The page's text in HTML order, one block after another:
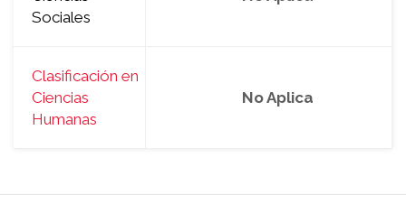
Sociales
Clasificación en
Ciencias
Humanas
No Aplica